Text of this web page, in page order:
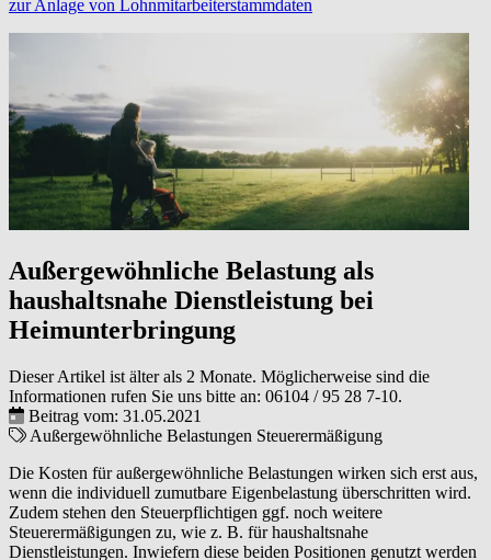
zur Anlage von Lohnmitarbeiterstammdaten
Außergewöhnliche Belastung als
haushaltsnahe Dienstleistung bei
Heimunterbringung
Dieser Artikel ist älter als 2 Monate. Möglicherweise sind die
Informationen rufen Sie uns bitte an: 06104 / 95 28 7-10.
Beitrag vom: 31.05.2021
Außergewöhnliche Belastungen Steuerermäßigung
Die Kosten für außergewöhnliche Belastungen wirken sich erst aus,
wenn die individuell zumutbare Eigenbelastung überschritten wird.
Zudem stehen den Steuerpflichtigen ggf. noch weitere
Steuerermäßigungen zu, wie z. B. für haushaltsnahe
Dienstleistungen. Inwiefern diese beiden Positionen genutzt werden